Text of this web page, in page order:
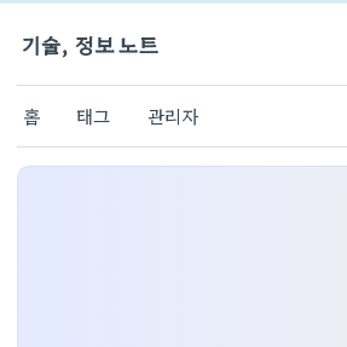
기술, 정보 노트
홈 태그 관리자